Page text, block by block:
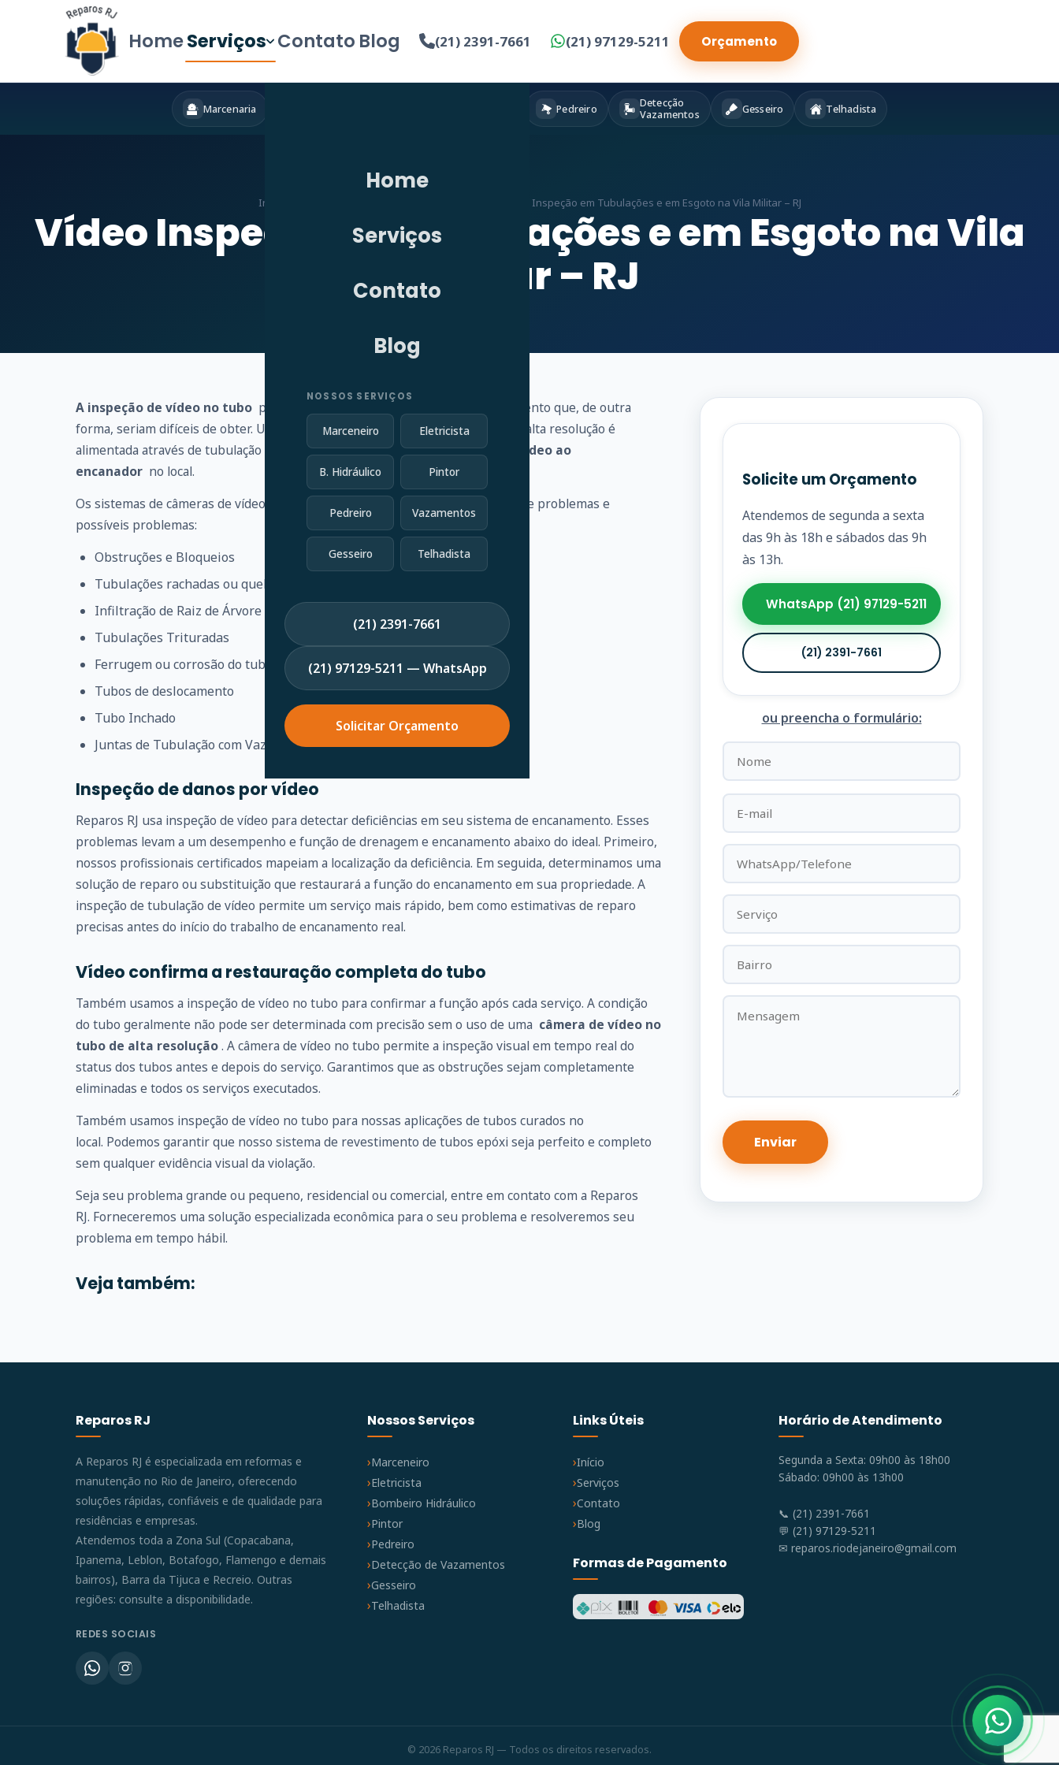
HomeServiços Contato Blog (21) 2391-7661 (21) 97129-5211 Orçamento
Home
Serviços
Contato
Blog
NOSSOS SERVIÇOS
Marceneiro Eletricista
B. Hidráulico Pintor
Pedreiro Vazamentos
Gesseiro Telhadista
(21) 2391-7661
(21) 97129-5211 — WhatsApp
Solicitar Orçamento
Marcenaria Pedreiro
Detecção
Vazamentos
Gesseiro Telhadista
Início Vídeo Inspeção em Tubulações e em Esgoto na Vila Militar – RJ
Vídeo Inspeção em Tubulações e em Esgoto na Vila
Militar – RJ
A inspeção de vídeo no tubo pode identificar vários problemas de encanamento que, de outra
forma, seriam difíceis de obter. Uma haste flexível conectada a uma câmera de alta resolução é
alimentada através de tubulação ou linha de esgoto e fornecefeedback de vídeo ao
encanador no local.
Os sistemas de câmeras de vídeo no tubo ajudam a identificar uma variedade de problemas e
possíveis problemas:
Obstruções e Bloqueios
Tubulações rachadas ou quebradas
Infiltração de Raiz de Árvore
Tubulações Trituradas
Ferrugem ou corrosão do tubo
Tubos de deslocamento
Tubo Inchado
Juntas de Tubulação com Vazamento
Inspeção de danos por vídeo
Reparos RJ usa inspeção de vídeo para detectar deficiências em seu sistema de encanamento. Esses
problemas levam a um desempenho e função de drenagem e encanamento abaixo do ideal. Primeiro,
nossos profissionais certificados mapeiam a localização da deficiência. Em seguida, determinamos uma
solução de reparo ou substituição que restaurará a função do encanamento em sua propriedade. A
inspeção de tubulação de vídeo permite um serviço mais rápido, bem como estimativas de reparo
precisas antes do início do trabalho de encanamento real.
Vídeo confirma a restauração completa do tubo
Também usamos a inspeção de vídeo no tubo para confirmar a função após cada serviço. A condição
do tubo geralmente não pode ser determinada com precisão sem o uso de uma câmera de vídeo no
tubo de alta resolução. A câmera de vídeo no tubo permite a inspeção visual em tempo real do
status dos tubos antes e depois do serviço. Garantimos que as obstruções sejam completamente
eliminadas e todos os serviços executados.
Também usamos inspeção de vídeo no tubo para nossas aplicações de tubos curados no
local. Podemos garantir que nosso sistema de revestimento de tubos epóxi seja perfeito e completo
sem qualquer evidência visual da violação.
Seja seu problema grande ou pequeno, residencial ou comercial, entre em contato com a Reparos
RJ. Forneceremos uma solução especializada econômica para o seu problema e resolveremos seu
problema em tempo hábil.
Veja também:
Solicite um Orçamento
Atendemos de segunda a sexta
das 9h às 18h e sábados das 9h
às 13h.
WhatsApp (21) 97129-5211
(21) 2391-7661
ou preencha o formulário:
Reparos RJ
A Reparos RJ é especializada em reformas e
manutenção no Rio de Janeiro, oferecendo
soluções rápidas, confiáveis e de qualidade para
residências e empresas.
Atendemos toda a Zona Sul (Copacabana,
Ipanema, Leblon, Botafogo, Flamengo e demais
bairros), Barra da Tijuca e Recreio. Outras
regiões: consulte a disponibilidade.
REDES SOCIAIS
Nossos Serviços
Marceneiro
Eletricista
Bombeiro Hidráulico
Pintor
Pedreiro
Detecção de Vazamentos
Gesseiro
Telhadista
Links Úteis
Início
Serviços
Contato
Blog
Formas de Pagamento
Horário de Atendimento
Segunda a Sexta: 09h00 às 18h00
Sábado: 09h00 às 13h00
📞 (21) 2391-7661
💬 (21) 97129-5211
✉ reparos.riodejaneiro@gmail.com
© 2026 Reparos RJ — Todos os direitos reservados.